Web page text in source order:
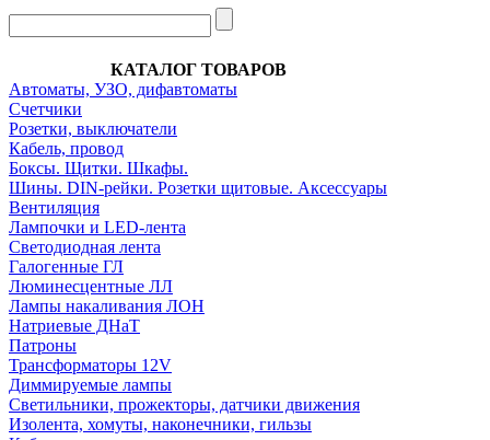
КАТАЛОГ ТОВАРОВ
Автоматы, УЗО, дифавтоматы
Счетчики
Розетки, выключатели
Кабель, провод
Боксы. Щитки. Шкафы.
Шины. DIN-рейки. Розетки щитовые. Аксессуары
Вентиляция
Лампочки и LED-лента
Светодиодная лента
Галогенные ГЛ
Люминесцентные ЛЛ
Лампы накаливания ЛОН
Натриевые ДНаТ
Патроны
Трансформаторы 12V
Диммируемые лампы
Светильники, прожекторы, датчики движения
Изолента, хомуты, наконечники, гильзы